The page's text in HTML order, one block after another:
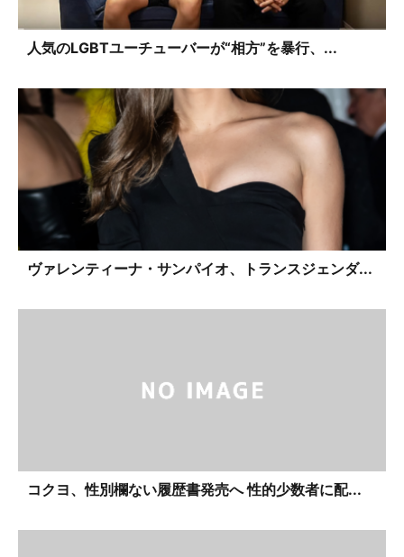
人気のLGBTユーチューバーが“相方”を暴行、...
ヴァレンティーナ・サンパイオ、トランスジェンダ...
コクヨ、性別欄ない履歴書発売へ 性的少数者に配...